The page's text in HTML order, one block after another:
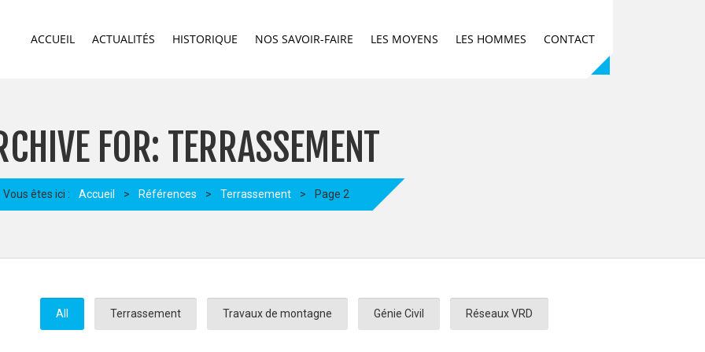
ACCUEIL ACTUALITÉS HISTORIQUE NOS SAVOIR-FAIRE LES MOYENS LES HOMMES CONTACT
FOR: TERRASSEMENT
Vous êtes ici : Accueil > Références > Terrassement > Page 2
All Terrassement Travaux de montagne Génie Civil Réseaux VRD